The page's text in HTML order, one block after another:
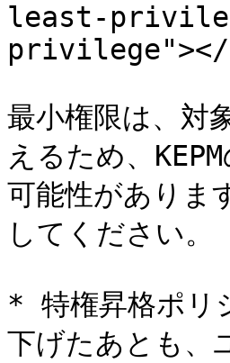
least-
privilege"></
最小権限は、対
えるため、
可能性があり
してください。
* 特権昇格ポリ
下げたあとも、